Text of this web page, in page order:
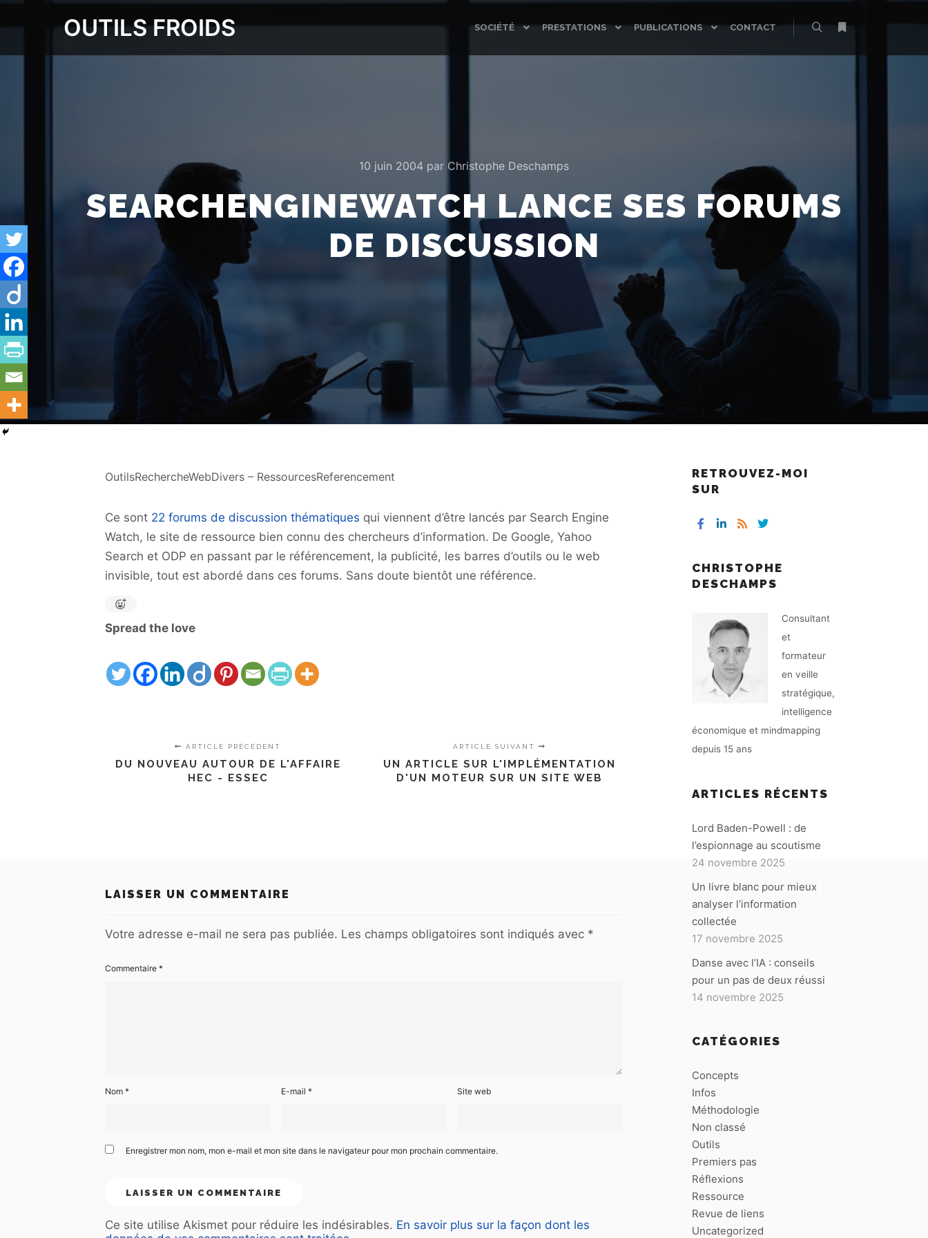
OUTILS FROIDS SOCIÉTÉ PRESTATIONS PUBLICATIONS
CONTACT
10 juin 2004 par Christophe Deschamps
SEARCHENGINEWATCH LANCE SES FORUMS
DE DISCUSSION
OutilsRechercheWebDivers – RessourcesReferencement
Ce sont 22 forums de discussion thématiques qui viennent d’être lancés par Search Engine
Watch, le site de ressource bien connu des chercheurs d’information. De Google, Yahoo
Search et ODP en passant par le référencement, la publicité, les barres d’outils ou le web
invisible, tout est abordé dans ces forums. Sans doute bientôt une référence.
Spread the love
ARTICLE PRÉCÉDENT
DU NOUVEAU AUTOUR DE L'AFFAIRE
HEC - ESSEC
ARTICLE SUIVANT
UN ARTICLE SUR L'IMPLÉMENTATION
D'UN MOTEUR SUR UN SITE WEB
LAISSER UN COMMENTAIRE
Votre adresse e-mail ne sera pas publiée. Les champs obligatoires sont indiqués avec *
Commentaire *
Nom * E-mail * Site web
Enregistrer mon nom, mon e-mail et mon site dans le navigateur pour mon prochain commentaire.
Ce site utilise Akismet pour réduire les indésirables. En savoir plus sur la façon dont les
RETROUVEZ-MOI
SUR
CHRISTOPHE
DESCHAMPS
Consultant
et
formateur
en veille
stratégique,
intelligence
économique et mindmapping
depuis 15 ans
ARTICLES RÉCENTS
Lord Baden-Powell : de
l’espionnage au scoutisme
24 novembre 2025
Un livre blanc pour mieux
analyser l’information
collectée
17 novembre 2025
Danse avec l’IA : conseils
pour un pas de deux réussi
14 novembre 2025
CATÉGORIES
Concepts
Infos
Méthodologie
Non classé
Outils
Premiers pas
Réflexions
Ressource
Revue de liens
Uncategorized